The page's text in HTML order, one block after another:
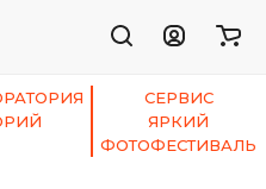
СЕРВИС
ЯРКИЙ
ФОТОФЕСТИВАЛЬ